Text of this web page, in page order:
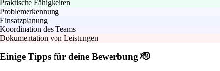
Praktische Fähigkeiten
Problemerkennung
Einsatzplanung
Koordination des Teams
Dokumentation von Leistungen
Einige Tipps für deine Bewerbung 🫡